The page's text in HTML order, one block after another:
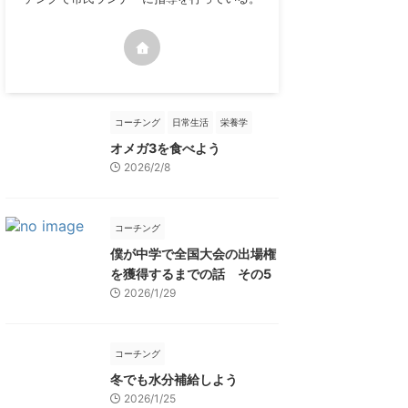
コーチング 日常生活 栄養学
オメガ3を食べよう
2026/2/8
コーチング
僕が中学で全国大会の出場権
を獲得するまでの話 その5
2026/1/29
コーチング
冬でも水分補給しよう
2026/1/25